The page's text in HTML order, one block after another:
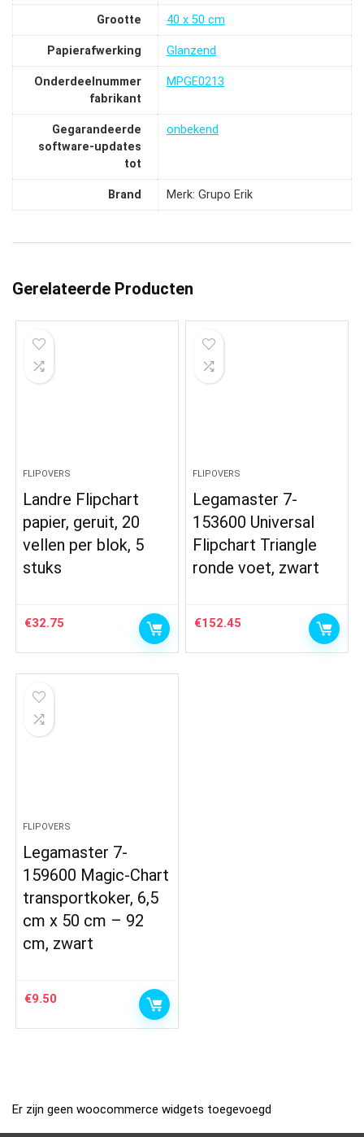
Grootte ‎40 x 50 cm
Papierafwerking ‎Glanzend
Onderdeelnummer
fabrikant
‎MPGE0213
Gegarandeerde
software-updates
tot
‎onbekend
Brand Merk: Grupo Erik
Gerelateerde Producten
FLIPOVERS
Landre Flipchart
papier, geruit, 20
vellen per blok, 5
stuks
€32.75
FLIPOVERS
Legamaster 7-
153600 Universal
Flipchart Triangle
ronde voet, zwart
€152.45
FLIPOVERS
Legamaster 7-
159600 Magic-Chart
transportkoker, 6,5
cm x 50 cm – 92
cm, zwart
€9.50
Er zijn geen woocommerce widgets toegevoegd